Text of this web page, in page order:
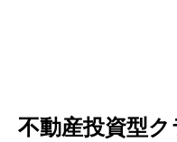
不動産投資型